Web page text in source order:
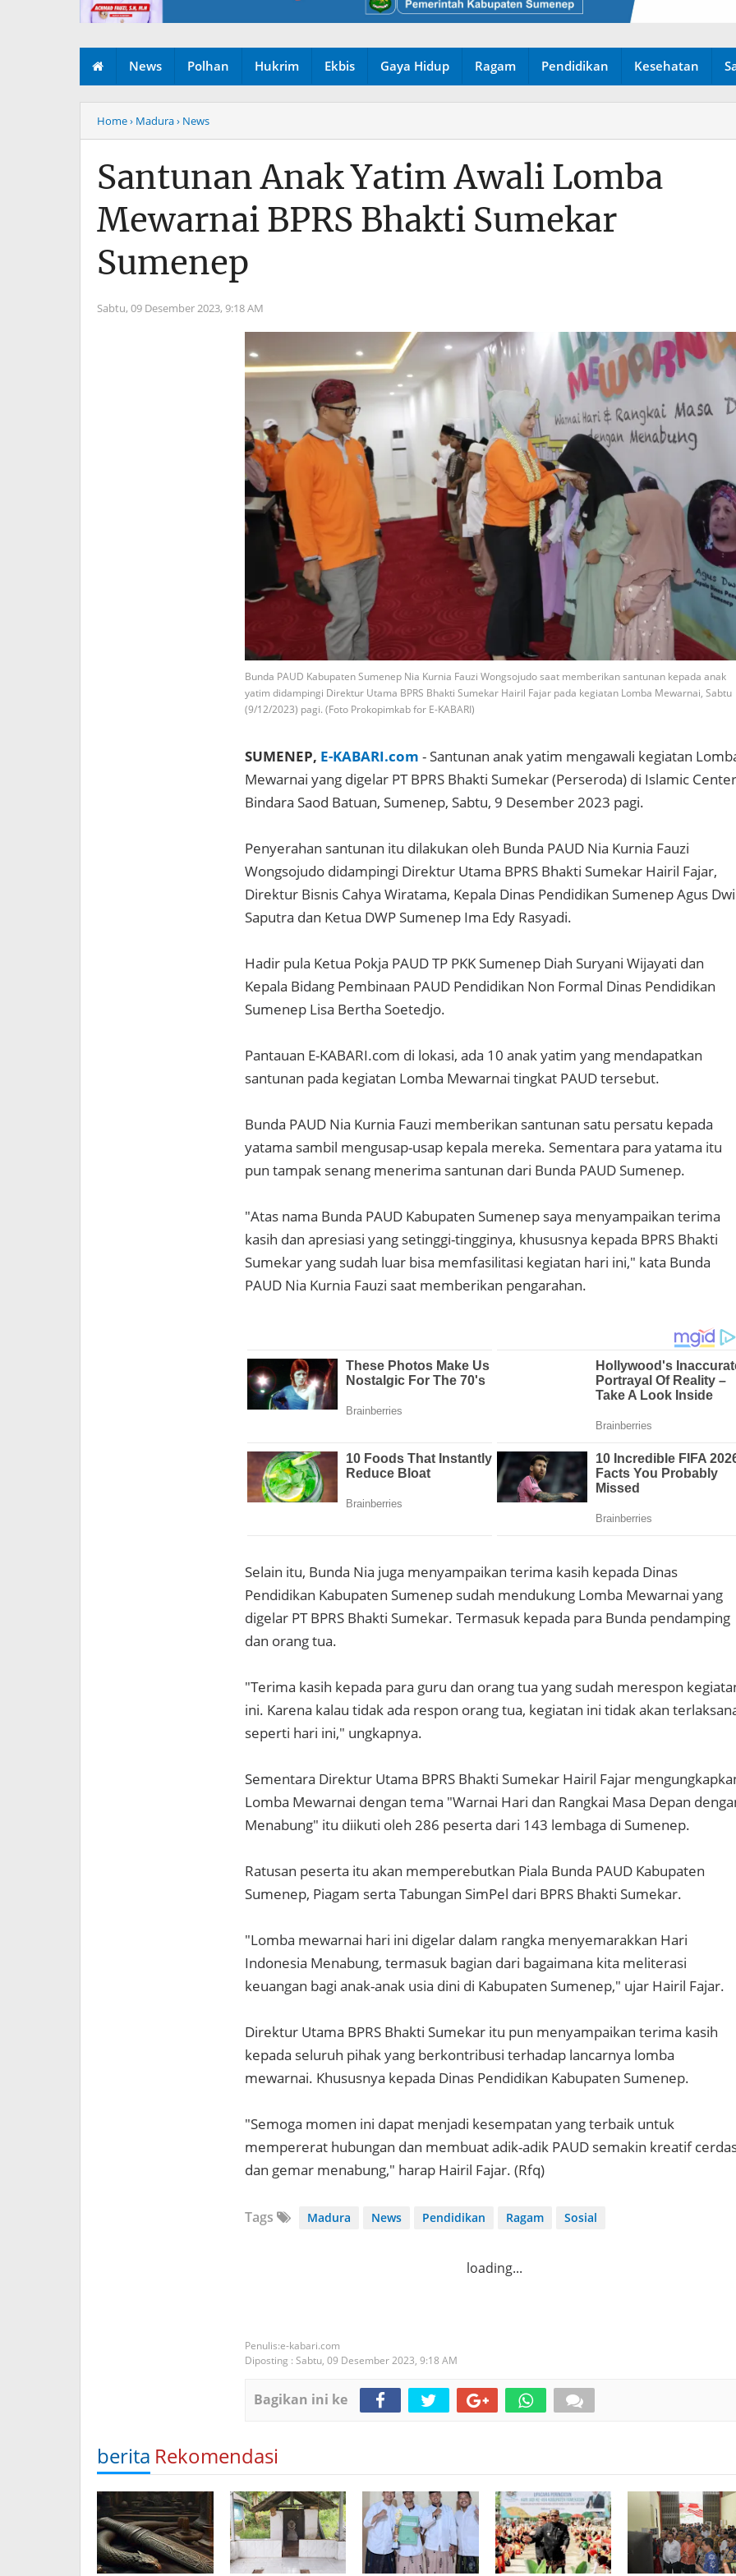
News Polhan Hukrim Ekbis Gaya Hidup Ragam Pendidikan Kesehatan
Home› Madura› News
Santunan Anak Yatim Awali Lomba
Mewarnai BPRS Bhakti Sumekar
Sumenep
Sabtu, 09 Desember 2023, 9:18 AM
Bunda PAUD Kabupaten Sumenep Nia Kurnia Fauzi Wongsojudo saat memberikan santunan kepada anak
yatim didampingi Direktur Utama BPRS Bhakti Sumekar Hairil Fajar pada kegiatan Lomba Mewarnai, Sabtu
(9/12/2023) pagi. (Foto Prokopimkab for E-KABARI)
SUMENEP, E-KABARI.com - Santunan anak yatim mengawali kegiatan
Mewarnai yang digelar PT BPRS Bhakti Sumekar (Perseroda) di Islamic Center
Bindara Saod Batuan, Sumenep, Sabtu, 9 Desember 2023 pagi.
Penyerahan santunan itu dilakukan oleh Bunda PAUD Nia Kurnia Fauzi
Wongsojudo didampingi Direktur Utama BPRS Bhakti Sumekar Hairil Fajar,
Direktur Bisnis Cahya Wiratama, Kepala Dinas Pendidikan Sumenep Agus Dwi
Saputra dan Ketua DWP Sumenep Ima Edy Rasyadi.
Hadir pula Ketua Pokja PAUD TP PKK Sumenep Diah Suryani Wijayati dan
Kepala Bidang Pembinaan PAUD Pendidikan Non Formal Dinas Pendidikan
Sumenep Lisa Bertha Soetedjo.
Pantauan E-KABARI.com di lokasi, ada 10 anak yatim yang mendapatkan
santunan pada kegiatan Lomba Mewarnai tingkat PAUD tersebut.
Bunda PAUD Nia Kurnia Fauzi memberikan santunan satu persatu kepada
yatama sambil mengusap-usap kepala mereka. Sementara para yatama itu
pun tampak senang menerima santunan dari Bunda PAUD Sumenep.
"Atas nama Bunda PAUD Kabupaten Sumenep saya menyampaikan terima
kasih dan apresiasi yang setinggi-tingginya, khususnya kepada BPRS Bhakti
Sumekar yang sudah luar bisa memfasilitasi kegiatan hari ini," kata Bunda
PAUD Nia Kurnia Fauzi saat memberikan pengarahan.
Selain itu, Bunda Nia juga menyampaikan terima kasih kepada Dinas
Pendidikan Kabupaten Sumenep sudah mendukung Lomba Mewarnai yang
digelar PT BPRS Bhakti Sumekar. Termasuk kepada para Bunda pendamping
dan orang tua.
"Terima kasih kepada para guru dan orang tua yang sudah merespon
ini. Karena kalau tidak ada respon orang tua, kegiatan ini tidak akan
seperti hari ini," ungkapnya.
Sementara Direktur Utama BPRS Bhakti Sumekar Hairil Fajar
Lomba Mewarnai dengan tema "Warnai Hari dan Rangkai Masa Depan
Menabung" itu diikuti oleh 286 peserta dari 143 lembaga di Sumenep.
Ratusan peserta itu akan memperebutkan Piala Bunda PAUD Kabupaten
Sumenep, Piagam serta Tabungan SimPel dari BPRS Bhakti Sumekar.
"Lomba mewarnai hari ini digelar dalam rangka menyemarakkan Hari
Indonesia Menabung, termasuk bagian dari bagaimana kita meliterasi
keuangan bagi anak-anak usia dini di Kabupaten Sumenep," ujar Hairil Fajar.
Direktur Utama BPRS Bhakti Sumekar itu pun menyampaikan terima kasih
kepada seluruh pihak yang berkontribusi terhadap lancarnya lomba
mewarnai. Khususnya kepada Dinas Pendidikan Kabupaten Sumenep.
"Semoga momen ini dapat menjadi kesempatan yang terbaik untuk
mempererat hubungan dan membuat adik-adik PAUD semakin kreatif
dan gemar menabung," harap Hairil Fajar. (Rfq)
Tags Madura News Pendidikan Ragam Sosial
loading...
e-kabari.com
Diposting : Sabtu, 09 Desember 2023, 9:18 AM
Bagikan ini ke
berita Rekomendasi